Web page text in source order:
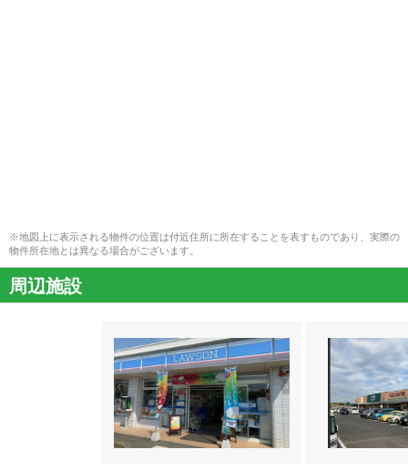
※地図上に表示される物件の位置は付近住所に所在することを表すものであり、実際の
物件所在地とは異なる場合がございます。
周辺施設